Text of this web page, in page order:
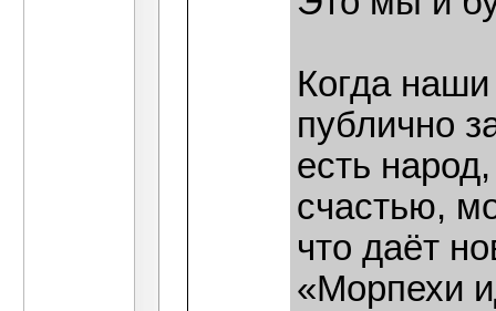
Когда наши
публично
есть
счастью,
что даёт
«Морпехи